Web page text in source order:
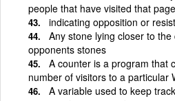
people that have visited that page
indicating opposition or
Any stone lying closer to
opponents stones
A counter is a program that
number of visitors to a particular
A variable used to keep